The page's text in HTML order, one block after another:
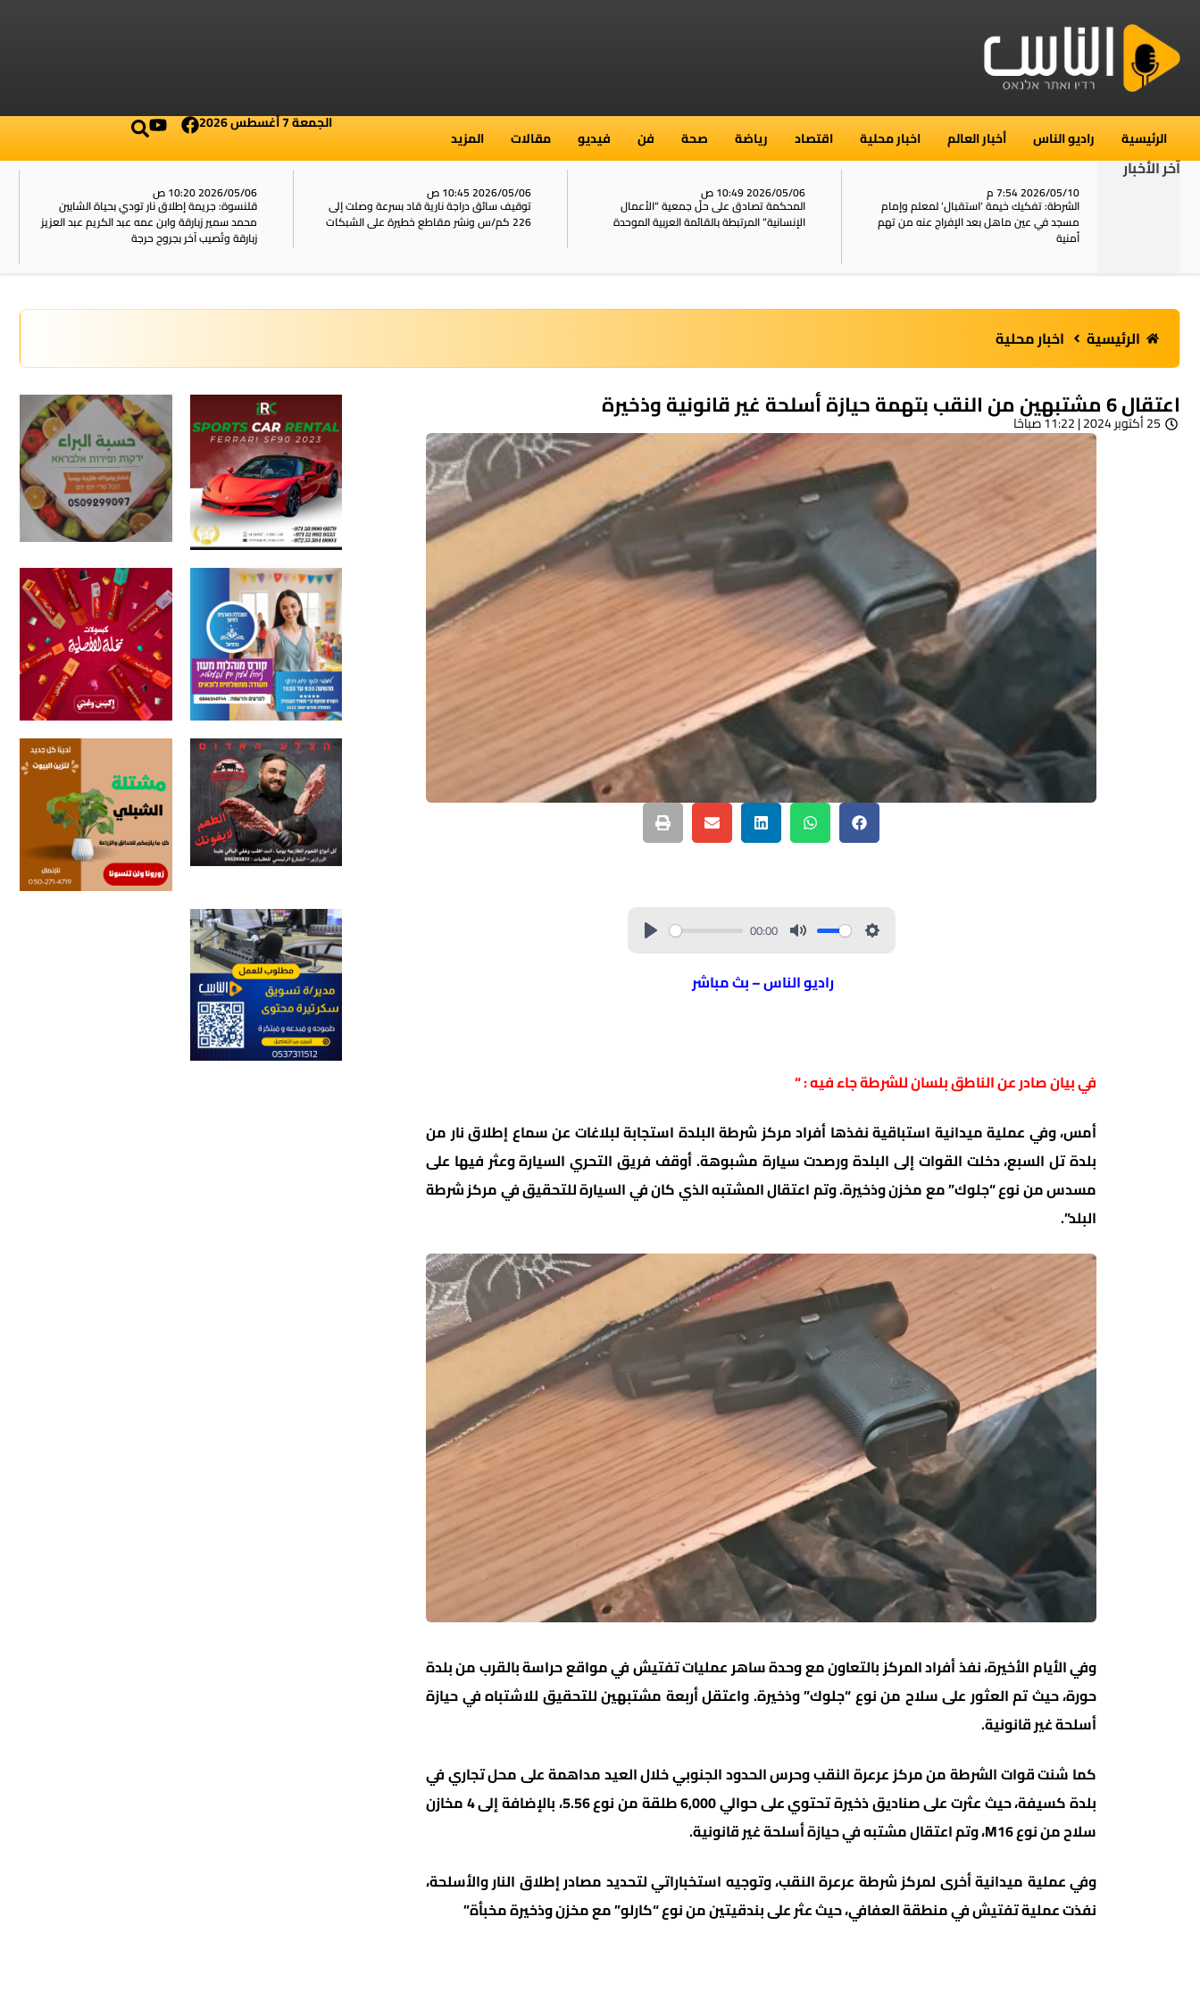
الرئيسية راديو الناس أخبار العالم اخبار محلية اقتصاد رياضة صحة فن فيديو مقالات المزيد
الجمعة 7 أغسطس 2026
آخر الأخبار
2026/05/10 7:54 م
الشرطة: تفكيك خيمة ‘استقبال‘ لمعلم وإمام
مسجد في عين ماهل بعد الإفراج عنه من تهم
أمنية
2026/05/06 10:49 ص
المحكمة تصادق على حلّ جمعية “الأعمال
الإنسانية” المرتبطة بالقائمة العربية الموحدة
2026/05/06 10:45 ص
توقيف سائق دراجة نارية قاد بسرعة وصلت إلى
226 كم/س ونشر مقاطع خطيرة على الشبكات
2026/05/06 10:20 ص
قلنسوة: جريمة إطلاق نار تودي بحياة الشابين
محمد سمير زبارقة وابن عمه عبد الكريم عبد العزيز
زبارقة وتُصيب آخر بجروح حرجة
الرئيسية اخبار محلية
اعتقال 6 مشتبهين من النقب بتهمة حيازة أسلحة غير قانونية وذخيرة
25 أكتوبر 2024 | 11:22 صباحًا
00:00
راديو الناس – بث مباشر
في بيان صادر عن الناطق بلسان للشرطة جاء فيه : “
أمس، وفي عملية ميدانية استباقية نفذها أفراد مركز شرطة البلدة استجابة لبلاغات عن سماع إطلاق نار من
بلدة تل السبع، دخلت القوات إلى البلدة ورصدت سيارة مشبوهة. أوقف فريق التحري السيارة وعثر فيها على
مسدس من نوع “جلوك” مع مخزن وذخيرة. وتم اعتقال المشتبه الذي كان في السيارة للتحقيق في مركز شرطة
البلد”.
وفي الأيام الأخيرة، نفذ أفراد المركز بالتعاون مع وحدة ساهر عمليات تفتيش في مواقع حراسة بالقرب من بلدة
حورة، حيث تم العثور على سلاح من نوع “جلوك” وذخيرة. واعتقل أربعة مشتبهين للتحقيق للاشتباه في حيازة
أسلحة غير قانونية.
كما شنت قوات الشرطة من مركز عرعرة النقب وحرس الحدود الجنوبي خلال العيد مداهمة على محل تجاري في
بلدة كسيفة، حيث عثرت على صناديق ذخيرة تحتوي على حوالي 6,000 طلقة من نوع 5.56، بالإضافة إلى 4 مخازن
سلاح من نوع M16، وتم اعتقال مشتبه في حيازة أسلحة غير قانونية.
وفي عملية ميدانية أخرى لمركز شرطة عرعرة النقب، وتوجيه استخباراتي لتحديد مصادر إطلاق النار والأسلحة،
نفذت عملية تفتيش في منطقة العفافي، حيث عثر على بندقيتين من نوع “كارلو” مع مخزن وذخيرة مخبأة”